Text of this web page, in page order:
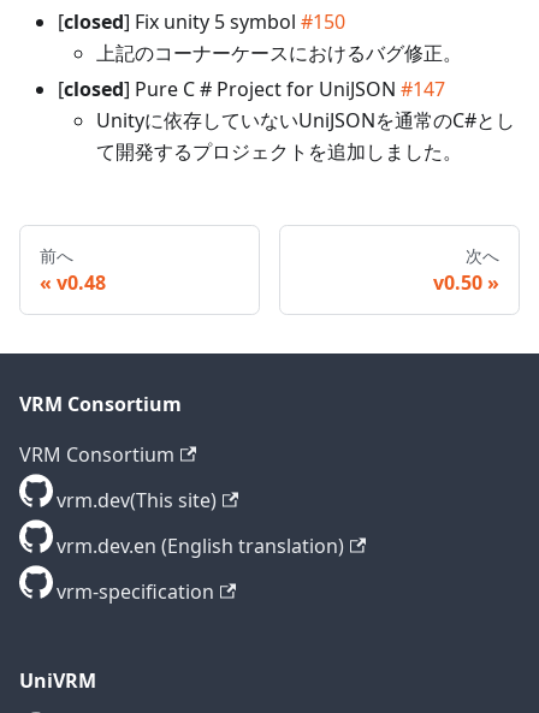
[closed] Fix unity 5 symbol #150
上記のコーナーケースにおけるバグ修正。
[closed] Pure C # Project for UniJSON #147
Unityに依存していないUniJSONを通常のC#とし
て開発するプロジェクトを追加しました。
前へ
v0.48
次へ
v0.50
VRM Consortium
VRM Consortium
vrm.dev(This site)
vrm.dev.en (English translation)
vrm-specification
UniVRM